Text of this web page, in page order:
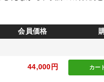
会員価格
44,000円 カー